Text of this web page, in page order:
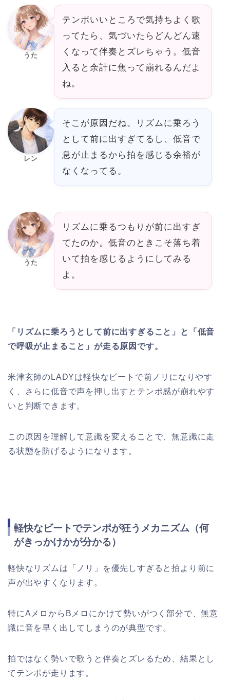
うた
テンポいいところで気持ちよく歌
ってたら、気づいたらどんどん速
くなって伴奏とズレちゃう。低音
入ると余計に焦って崩れるんだよ
ね。
レン
そこが原因だね。リズムに乗ろう
として前に出すぎてるし、低音で
息が止まるから拍を感じる余裕が
なくなってる。
うた
リズムに乗るつもりが前に出すぎ
てたのか。低音のときこそ落ち着
いて拍を感じるようにしてみる
よ。
「リズムに乗ろうとして前に出すぎること」と「低音
で呼吸が止まること」が走る原因です。
米津玄師のLADYは軽快なビートで前ノリになりやす
く、さらに低音で声を押し出すとテンポ感が崩れやす
いと判断できます。
この原因を理解して意識を変えることで、無意識に走
る状態を防げるようになります。
軽快なビートでテンポが狂うメカニズム（何
がきっかけかが分かる）
軽快なリズムは「ノリ」を優先しすぎると拍より前に
声が出やすくなります。
特にAメロからBメロにかけて勢いがつく部分で、無意
識に音を早く出してしまうのが典型です。
拍ではなく勢いで歌うと伴奏とズレるため、結果とし
てテンポが走ります。